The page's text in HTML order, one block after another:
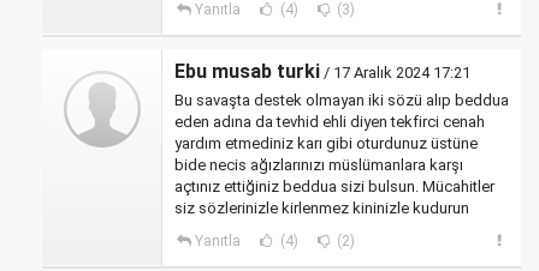
Yanıtla (4) (3)
Ebu musab turki / 17 Aralık 2024 17:21
Bu savaşta destek olmayan iki sözü alıp beddua
eden adına da tevhid ehli diyen tekfirci cenah
yardım etmediniz karı gibi oturdunuz üstüne
bide necis ağızlarınızı müslümanlara karşı
açtınız ettiğiniz beddua sizi bulsun. Mücahitler
siz sözlerinizle kirlenmez kininizle kudurun
Yanıtla (4) (2)